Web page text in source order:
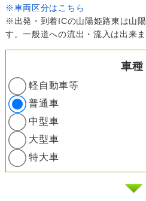
※車両区分はこちら
※出発・到着ICの山陽姫路東は山
す。一般道への流出・流入は出来ま
車種
軽自動車等
普通車
中型車
大型車
特大車